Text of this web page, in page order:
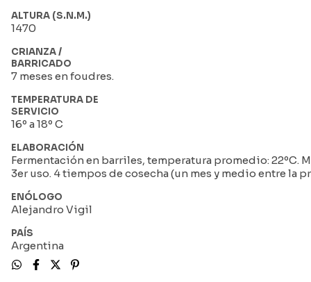
ALTURA (S.N.M.)
1470
CRIANZA /
BARRICADO
7 meses en foudres.
TEMPERATURA DE
SERVICIO
16º a 18º C
ELABORACIÓN
Fermentación en barriles, temperatura promedio: 22ºC.
3er uso. 4 tiempos de cosecha (un mes y medio entre la
ENÓLOGO
Alejandro Vigil
PAÍS
Argentina